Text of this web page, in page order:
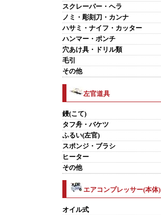
スクレーパー・ヘラ
ノミ・彫刻刀・カンナ
ハサミ・ナイフ・カッター
ハンマー・ポンチ
穴あけ具・ドリル類
毛引
その他
左官道具
鏝(こて)
タフ舟・バケツ
ふるい(左官)
スポンジ・ブラシ
ヒーター
その他
エアコンプレッサー(本体)
オイル式